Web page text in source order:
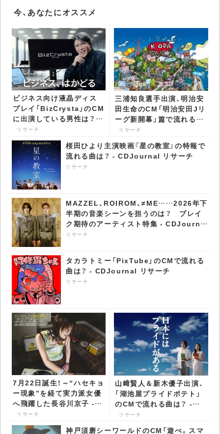
今、あなたにオススメ
ビジネス向け液晶ディス
プレイ「BizCrysta」のCM
に出演している男性は？ -
CDJournal リサーチ
リサーチ
三浦知良選手出演、明治安
田生命のCM「明治安田Jリ
ーグ新開幕」篇で流れる曲
は？ - CDJournal リサー
チ
リサーチ
桜田ひより主演映画『星の教室』の特報で
流れる曲は？ - CDJournal リサーチ
リサーチ
MAZZEL、ROIROM、≠ME……2026年下
半期の音楽シーンを担うのは？ ブレイ
ク期待のアーティスト特集 - CDJournal
リサーチ
リサーチ
タカラトミー「PixTube」のCMで流れる
曲は？ - CDJournal リサーチ
リサーチ
7月22日誕生！～“ハセキョ
ー現象”を経て実力派女優
へ飛躍した長谷川京子 -
CDJournal リサーチ
リサーチ
山﨑賢人＆新木優子出演、
「湖池屋プライドポテト」
のCMで流れる曲は？ -
CDJournal リサーチ
リサーチ
神戸須磨シーワールドのCM「遊べ。スマ